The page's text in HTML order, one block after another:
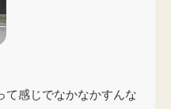
て感じでなかなかすんな